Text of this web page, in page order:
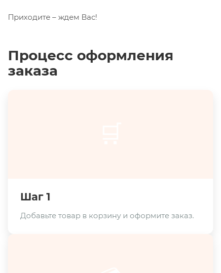
Приходите – ждем Вас!
Процесс оформления
заказа
Шаг 1
Добавьте товар в корзину и оформите заказ.